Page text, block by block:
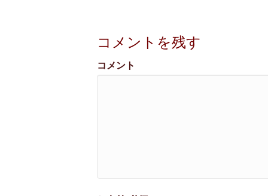
コメントを残す
コメント